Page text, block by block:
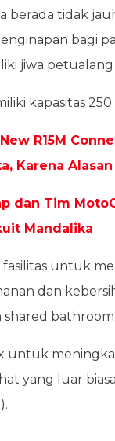
berada tidak
bagi
jiwa
kapasitas
R15M
Karena
dan Tim
Mandalika
untuk
dan
bathroom.
untuk
yang luar